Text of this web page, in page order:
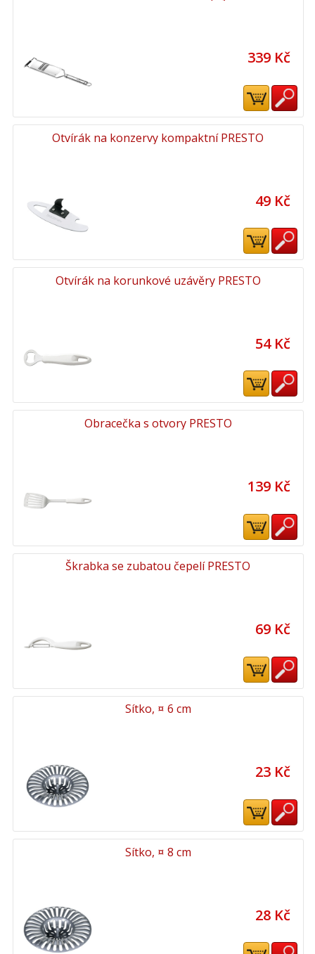
339 Kč
Otvírák na konzervy kompaktní PRESTO
49 Kč
Otvírák na korunkové uzávěry PRESTO
54 Kč
Obracečka s otvory PRESTO
139 Kč
Škrabka se zubatou čepelí PRESTO
69 Kč
Sítko, ¤ 6 cm
23 Kč
Sítko, ¤ 8 cm
28 Kč